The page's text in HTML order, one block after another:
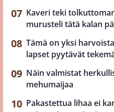
Kaveri teki
murusteli tätä kalan
Tämä on yksi
lapset pyytävät
Näin valmistat
mehumaijaa
Pakastettua lihaa ei